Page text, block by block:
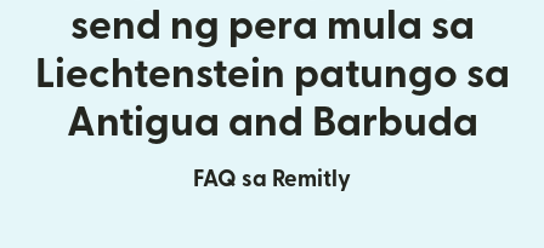
send ng pera mula sa
Liechtenstein patungo sa
Antigua and Barbuda
FAQ sa Remitly